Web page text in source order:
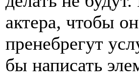
актера, чтобы
пренебрегут
бы написать